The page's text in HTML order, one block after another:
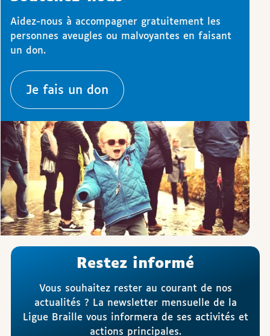
Aidez-nous à accompagner gratuitement les
personnes aveugles ou malvoyantes en faisant
un don.
Je fais un don
Restez informé
Vous souhaitez rester au courant de nos
actualités ? La newsletter mensuelle de la
Ligue Braille vous informera de ses activités et
actions principales.